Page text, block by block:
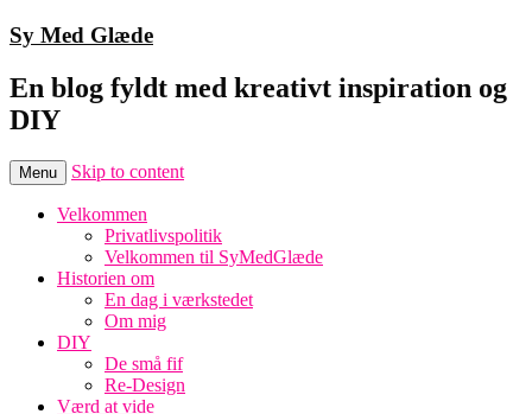
Sy Med Glæde
En blog fyldt med kreativt inspiration og
DIY
Menu Skip to content
Velkommen
Privatlivspolitik
Velkommen til SyMedGlæde
Historien om
En dag i værkstedet
Om mig
DIY
De små fif
Re-Design
Værd at vide